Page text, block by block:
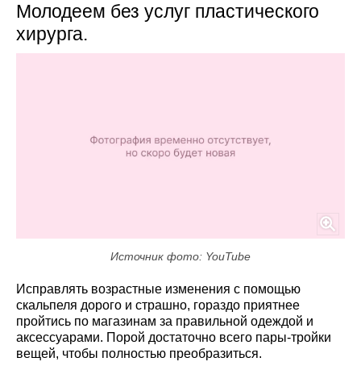
Молодеем без услуг пластического
хирурга.
Источник фото: YouTube
Исправлять возрастные изменения с помощью
скальпеля дорого и страшно, гораздо приятнее
пройтись по магазинам за правильной одеждой и
аксессуарами. Порой достаточно всего пары-тройки
вещей, чтобы полностью преобразиться.